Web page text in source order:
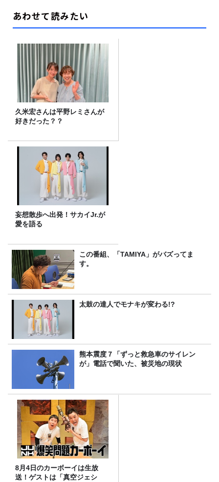
あわせて読みたい
久米宏さんは平野レミさんが
好きだった？？
妄想散歩へ出発！サカイJr.が
愛を語る
この番組、「TAMIYA」がバズってま
す。
太鼓の達人でモナキが変わる!?
熊本震度７「ずっと救急車のサイレン
が」電話で聞いた、被災地の現状
8月4日のカーボーイは生放
送！ゲストは「真空ジェシ